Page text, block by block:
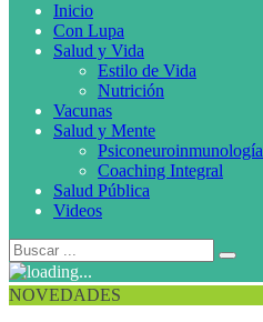
Inicio
Con Lupa
Salud y Vida
Estilo de Vida
Nutrición
Vacunas
Salud y Mente
Psiconeuroinmunología
Coaching Integral
Salud Pública
Videos
NOVEDADES